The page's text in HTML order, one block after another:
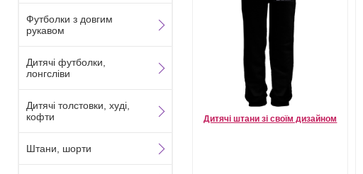
Дитячі штани зі своїм дизайном
Футболки з довгим
рукавом
Дитячі футболки,
лонгсліви
Дитячі толстовки, худі,
кофти
Штани, шорти